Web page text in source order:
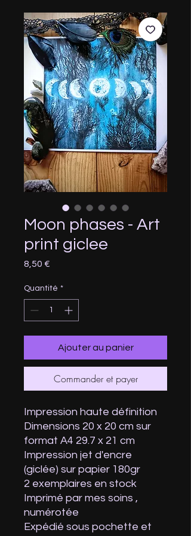
Moon phases - Art
print giclee
8,50 €
Quantité *
Ajouter au panier
Commander et payer
Impression haute définition
Dimensions 20 x 20 cm sur
format A4 29.7 x 21 cm
Impression jet d'encre
(giclée) sur papier 180gr
2 exemplaires en stock
Imprimé par mes soins ,
numérotée
Expédié sous pochette et